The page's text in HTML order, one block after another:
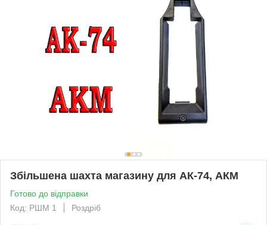
Збільшена шахта магазину для АК-74, АКМ
Готово до відправки
Код: РШМ 1
Роздріб